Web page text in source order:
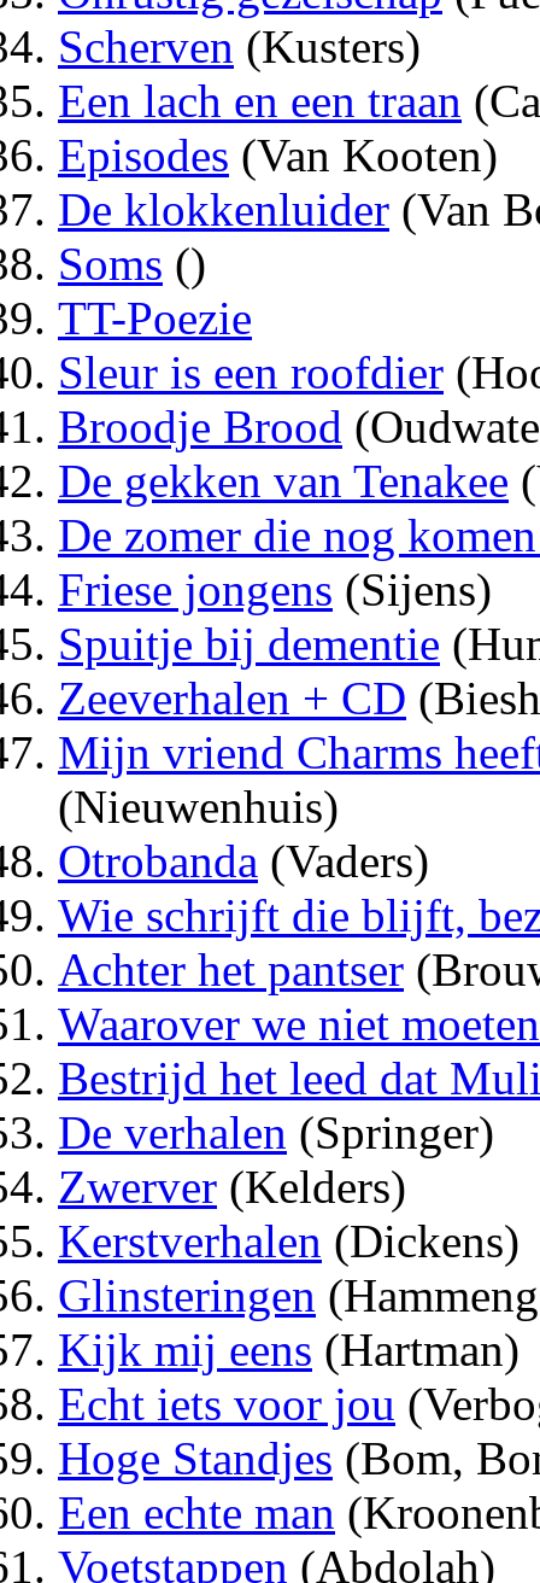
Scherven (Kusters)
Een lach en een traan
Episodes (Van Kooten)
De klokkenluider (Van
Soms ()
TT-Poezie
Sleur is een roofdier
Broodje Brood
De gekken van Tenakee
De zomer die nog
Friese jongens (Sijens)
Spuitje bij dementie
Zeeverhalen + CD
Mijn vriend Charms
(Nieuwenhuis)
Otrobanda (Vaders)
Wie schrijft die blijft,
Achter het pantser
Waarover we niet
Bestrijd het leed dat
De verhalen (Springer)
Zwerver (Kelders)
Kerstverhalen (Dickens)
Glinsteringen
Kijk mij eens (Hartman)
Echt iets voor jou
Hoge Standjes (Bom,
Een echte man
Voetstappen (Abdolah)